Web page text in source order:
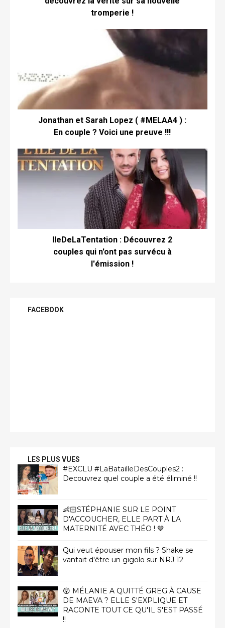
tromperie !
Jonathan et Sarah Lopez ( #MELAA4 ) :
En couple ? Voici une preuve !!!
IleDeLaTentation : Découvrez 2
couples qui n'ont pas survécu à
l'émission !
FACEBOOK
LES PLUS VUES
#EXCLU #LaBatailleDesCouples2 :
Decouvrez quel couple a été éliminé !!
👶🏻STÉPHANIE SUR LE POINT
D'ACCOUCHER, ELLE PART À LA
MATERNITÉ AVEC THÉO ! 💙
Qui veut épouser mon fils ? Shake se
vantait d'être un gigolo sur NRJ 12
😲 MÉLANIE A QUITTÉ GREG À CAUSE
DE MAEVA ? ELLE S'EXPLIQUE ET
RACONTE TOUT CE QU'IL S'EST PASSÉ
!!